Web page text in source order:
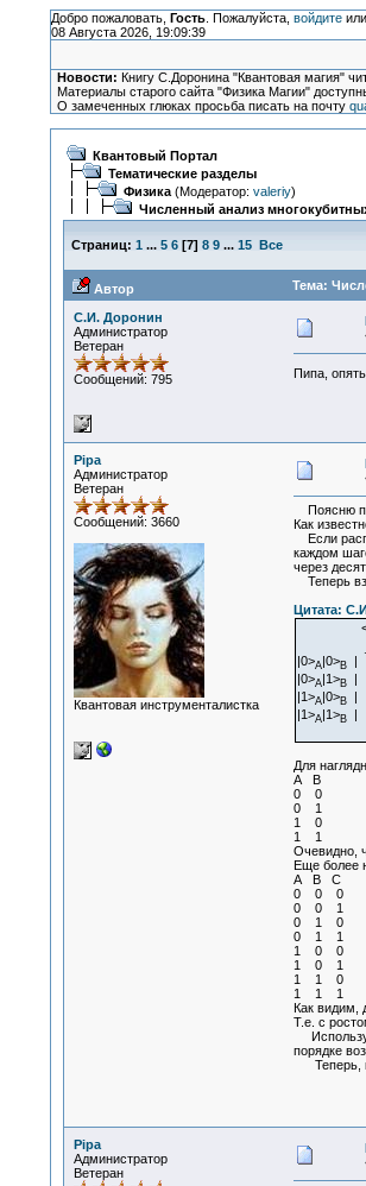
Добро пожаловать, Гость. Пожалуйста, войдитеили
08 Августа 2026, 19:09:39
Новости: Книгу С.Доронина "Квантовая магия"
Материалы старого сайта "Физика Магии"
О замеченных глюках просьба писать на почту
Квантовый Портал
Тематические разделы
Физика(Модератор: valeriy)
Численный анализ
Страниц: 1 ... 5 6[7] 8 9 ... 15 Все
Автор Тема:
С.И. Доронин
Администратор
Ветеран
Сообщений: 795 Пипа,
Pipa
Администратор
Ветеран
Сообщений: 3660
Квантовая инструменталистка
Поясню
Как
Если
каждом
через
Теперь
Цитата:
|0>A|0>B|
|0>A|1>B|
|1>A|0>B|
|1>A |1>B|
Для
A B
0 0
0 1
1 0
1 1
Очевидно,
Еще более
A B С
0 0 0
0 0 1
0 1 0
0 1 1
1 0 0
1 0 1
1 1 0
1 1 1
Как видим,
Т.е. с
порядке
Теперь,
Pipa
Администратор
Ветеран